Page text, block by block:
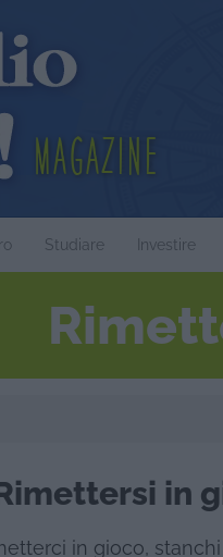
Magazine
Studiare Investire
in
in gioco,